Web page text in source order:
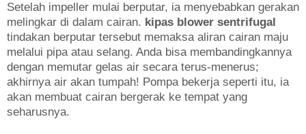
Setelah impeller mulai berputar, ia menyebabkan gerakan
melingkar di dalam cairan. kipas blower sentrifugal
tindakan berputar tersebut memaksa aliran cairan maju
melalui pipa atau selang. Anda bisa membandingkannya
dengan memutar gelas air secara terus-menerus;
akhirnya air akan tumpah! Pompa bekerja seperti itu, ia
akan membuat cairan bergerak ke tempat yang
seharusnya.